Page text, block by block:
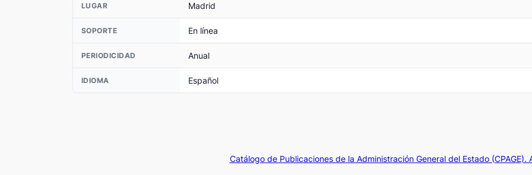
LUGAR Madrid
SOPORTE En línea
PERIODICIDAD Anual
IDIOMA Español
Catálogo de Publicaciones de la Administración General del Estado (CPAGE).